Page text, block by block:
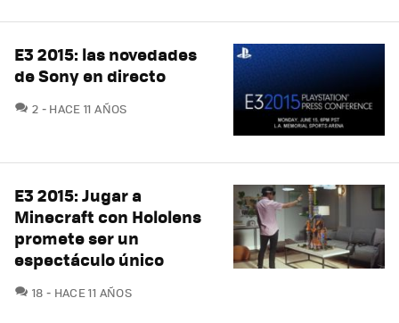
E3 2015: las novedades
de Sony en directo
2 COMENTARIOS
HACE 11 AÑOS
E3 2015: Jugar a
Minecraft con Hololens
promete ser un
espectáculo único
18 COMENTARIOS
HACE 11 AÑOS